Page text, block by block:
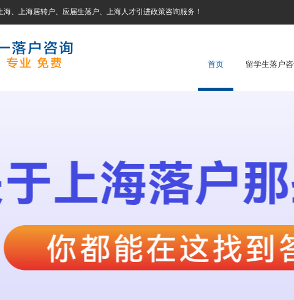
、上海居转户、应届生落户、上海人才引进政策咨询服务！
首页 留学生落户